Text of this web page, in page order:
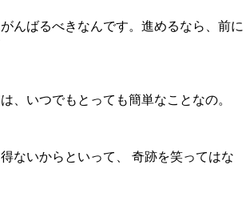
んばるべきなんです。進めるなら、前に
、いつでもとっても簡単なことなの。
ないからといって、 奇跡を笑ってはな